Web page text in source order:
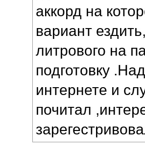
аккорд на
вариант
литрового на
подготовку
интернете и
почитал